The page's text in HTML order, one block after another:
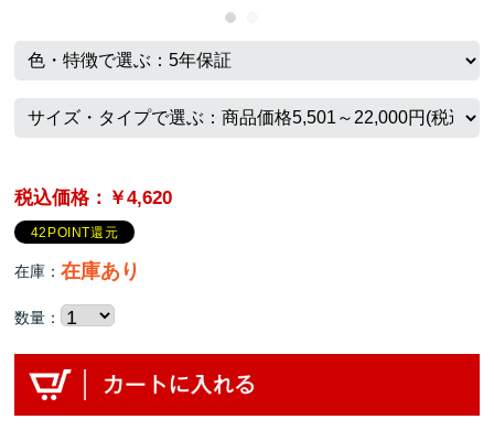
税込価格：￥4,620
42POINT還元
在庫：在庫あり
数量：